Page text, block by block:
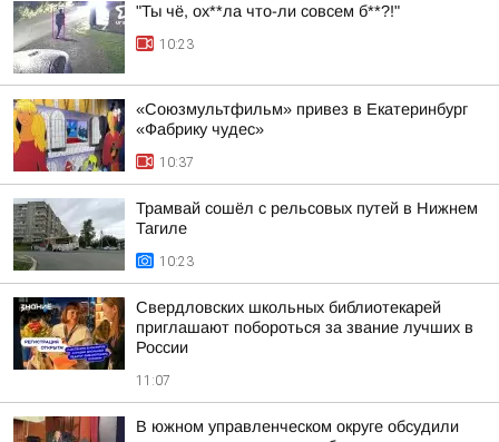
"Ты чё, ох**ла что-ли совсем б**?!"
10:23
«Союзмультфильм» привез в Екатеринбург
«Фабрику чудес»
10:37
Трамвай сошёл с рельсовых путей в Нижнем
Тагиле
10:23
Свердловских школьных библиотекарей
приглашают побороться за звание лучших в
России
11:07
В южном управленческом округе обсудили